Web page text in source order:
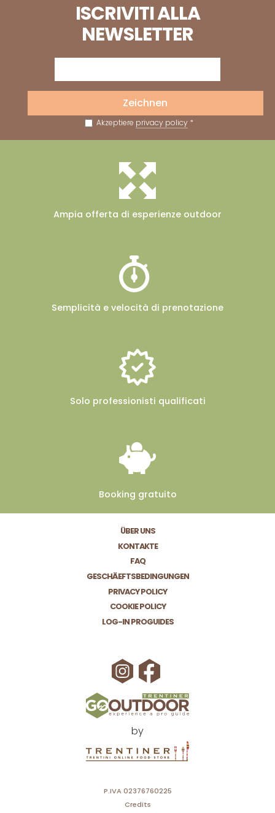
ISCRIVITI ALLA
NEWSLETTER
Akzeptiere privacy policy*
Zeichnen
Ampia offerta di esperienze outdoor
Semplicità e velocità di prenotazione
Solo professionisti qualificati
Booking gratuito
ÜBER UNS
KONTAKTE
FAQ
GESCHÄEFTSBEDINGUNGEN
PRIVACY POLICY
COOKIE POLICY
LOG-IN PROGUIDES
by
P.IVA 02376760225
Credits